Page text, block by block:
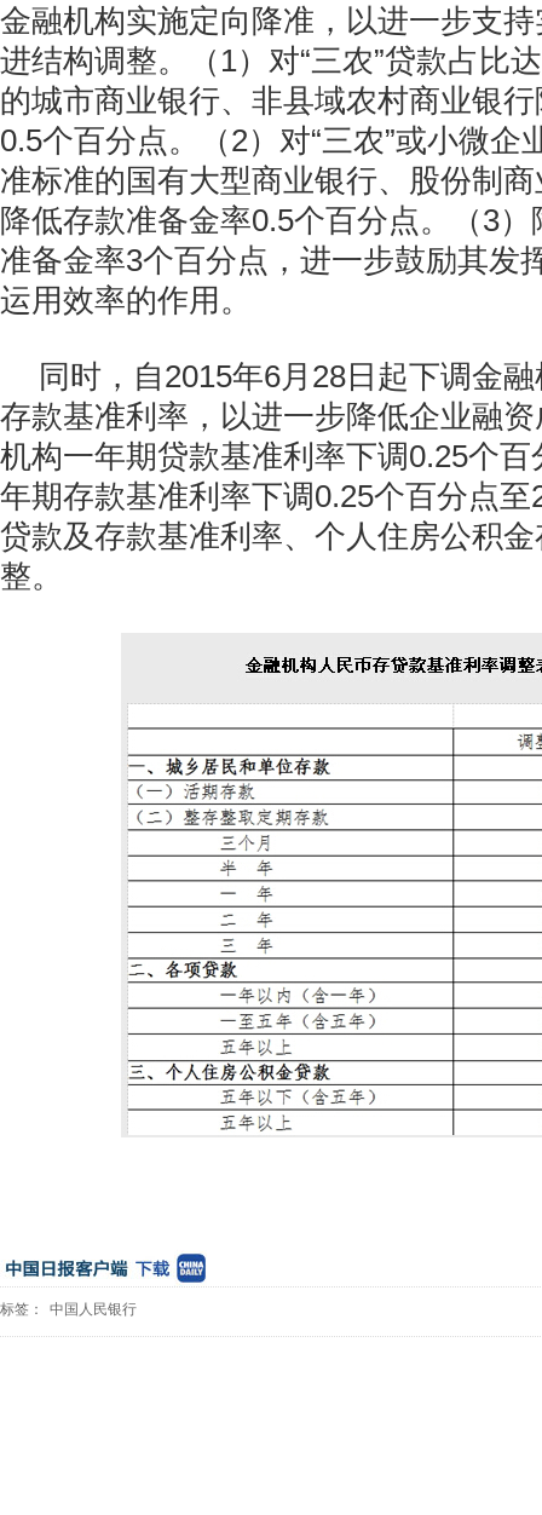
金融机构实施定向降准，以进一步支
进结构调整。（1）对“三农”贷款占比
的城市商业银行、非县域农村商业银
0.5个百分点。（2）对“三农”或小微企
准标准的国有大型商业银行、股份制
降低存款准备金率0.5个百分点。（3
准备金率3个百分点，进一步鼓励其发
运用效率的作用。
同时，自2015年6月28日起下调金
存款基准利率，以进一步降低企业融
机构一年期贷款基准利率下调0.25个
年期存款基准利率下调0.25个百分点
贷款及存款基准利率、个人住房公积
整。
标签： 中国人民银行